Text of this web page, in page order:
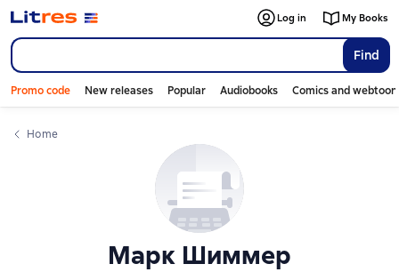
Find
Log in My Books
Promo code New releases Popular Audiobooks Comics and
Home
Марк Шиммер
Слайдер с книгами